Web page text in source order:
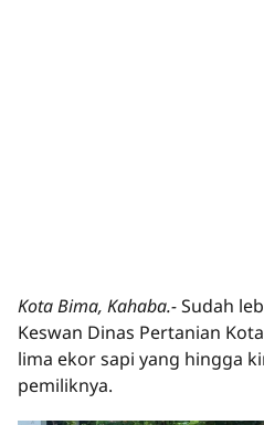
Kota Bima, Kahaba.-Sudah
Keswan Dinas Pertanian
lima ekor sapi yang hingga
pemiliknya.